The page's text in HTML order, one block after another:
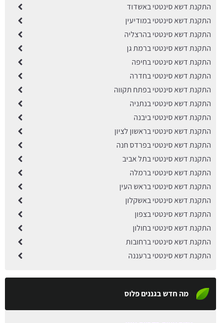
התקנת דשא סינטטי באשדוד
התקנת דשא סינטטי במודיעין
התקנת דשא סינטטי בהרצליה
התקנת דשא סינטטי ברמת גן
התקנת דשא סינטטי בחיפה
התקנת דשא סינטטי בחדרה
התקנת דשא סינטטי בפתח תקווה
התקנת דשא סינטטי בנתניה
התקנת דשא סינטטי ביבנה
התקנת דשא סינטטי בראשון לציון
התקנת דשא סינטטי בפרדס חנה
התקנת דשא סינטטי בתל אביב
התקנת דשא סינטטי ברמלה
התקנת דשא סינטטי בראש העין
התקנת דשא סינטטי באשקלון
התקנת דשא סינטטי בצפון
התקנת דשא סינטטי בחולון
התקנת דשא סינטטי ברחובות
התקנת דשא סינטטי ברעננה
מה חדש בגננים פלוס